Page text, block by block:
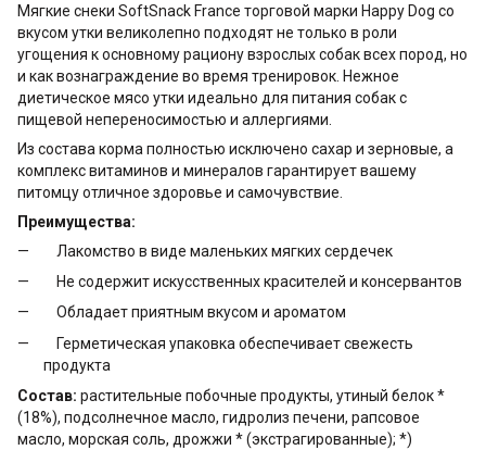
Мягкие снеки SoftSnack France торговой марки Happy Dog со
вкусом утки великолепно подходят не только в роли
угощения к основному рациону взрослых собак всех пород, но
и как вознаграждение во время тренировок. Нежное
диетическое мясо утки идеально для питания собак с
пищевой непереносимостью и аллергиями.
Из состава корма полностью исключено сахар и зерновые, а
комплекс витаминов и минералов гарантирует вашему
питомцу отличное здоровье и самочувствие.
Преимущества:
Лакомство в виде маленьких мягких сердечек
Не содержит искусственных красителей и консервантов
Обладает приятным вкусом и ароматом
Герметическая упаковка обеспечивает свежесть
продукта
Состав: растительные побочные продукты, утиный белок *
(18%), подсолнечное масло, гидролиз печени, рапсовое
масло, морская соль, дрожжи * (экстрагированные); *)